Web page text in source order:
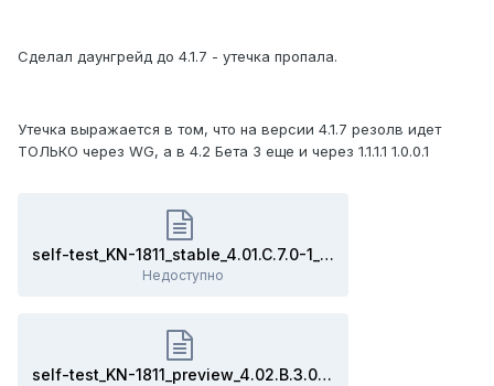
Сделал даунгрейд до 4.1.7 - утечка пропала.
Утечка выражается в том, что на версии 4.1.7 резолв идет
ТОЛЬКО через WG, а в 4.2 Бета 3 еще и через 1.1.1.1 1.0.0.1
self-test_KN-1811_stable_4.01.C.7.0-1_router_2024-09-12T14-21-35.035Z.txt
Недоступно
self-test_KN-1811_preview_4.02.B.3.0-0_router_2024-09-12T14-27-22.667Z.txt